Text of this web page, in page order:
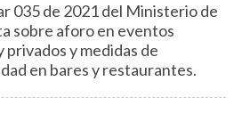
035 de 2021 del Ministerio de
sobre aforo en eventos
privados y medidas de
en bares y restaurantes.